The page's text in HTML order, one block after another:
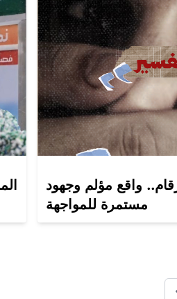
واقع مؤلم وجهود
مستمرة للمواجهة